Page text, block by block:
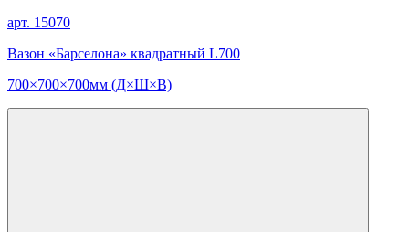
арт. 15070
Вазон «Барселона» квадратный L700
700×700×700мм (Д×Ш×В)